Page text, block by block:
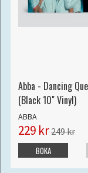
Abba - Dancing
(Black 10" Vinyl)
ABBA
229 kr249 kr
BOKA